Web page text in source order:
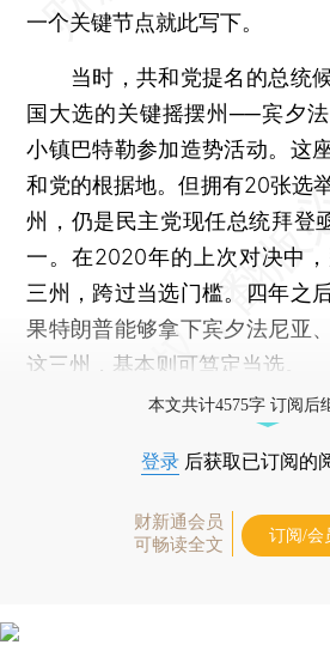
一个关键节点就此写下。
当时，共和党提名的总统候
国大选的关键摇摆州──宾夕
小镇巴特勒参加造势活动。这
和党的根据地。但拥有20张选
州，仍是民主党现任总统拜登
一。在2020年的上次对决中
三州，跨过当选门槛。四年之
果特朗普能够拿下宾夕法尼亚
这三州，基本则可笃定当选。
本文共计4575字 订阅后
登录 后获取已订阅的
财新通会员
可畅读全文
订阅/会